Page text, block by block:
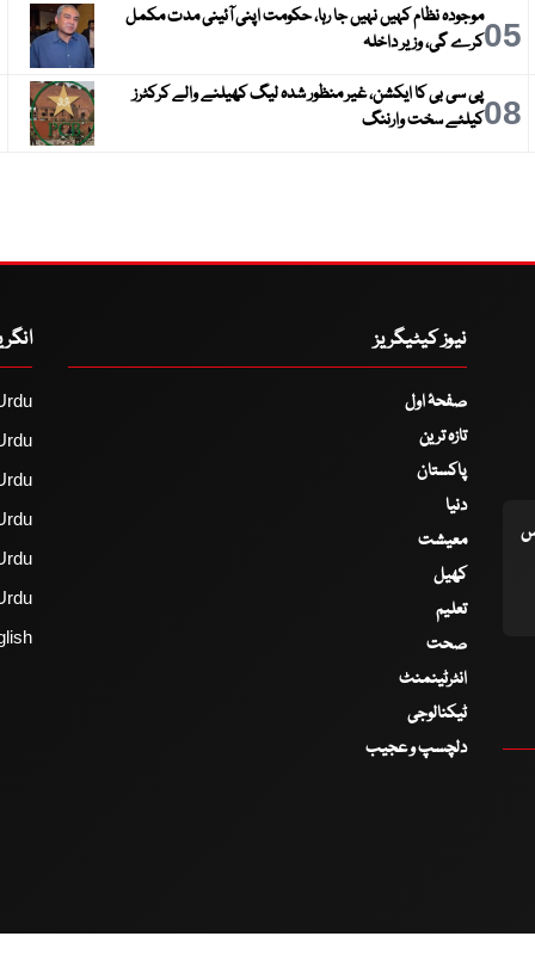
05موجودہ نظام کہیں نہیں جا رہا، حکومت اپنی آئینی مدت مکمل
کرے گی، وزیر داخلہ
08پی سی بی کا ایکشن، غیر منظور شدہ لیگ کھیلنے والے کرکٹرز
کیلئے سخت وارننگ
نیوز کیٹیگریز
صفحۂ اول
تازہ ترین
پاکستان
دنیا
معیشت
کھیل
تعلیم
صحت
انٹرٹینمنٹ
ٹیکنالوجی
دلچسپ و عجیب